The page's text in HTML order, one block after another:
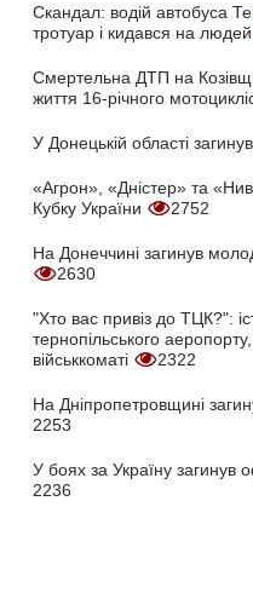
Скандал: водій автобуса
тротуар і кидався на людей
Смертельна ДТП на
життя 16-річного
У Донецькій області
«Агрон», «Дністер» та
Кубку України
2752
На Донеччині загинув
2630
"Хто вас привіз до ТЦК?":
тернопільського
військкоматі
2322
На Дніпропетровщині
2253
У боях за Україну загинув
2236